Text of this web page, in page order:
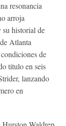
resonancia
arroja
su historial de
Atlanta
de
título en seis
lanzando
en